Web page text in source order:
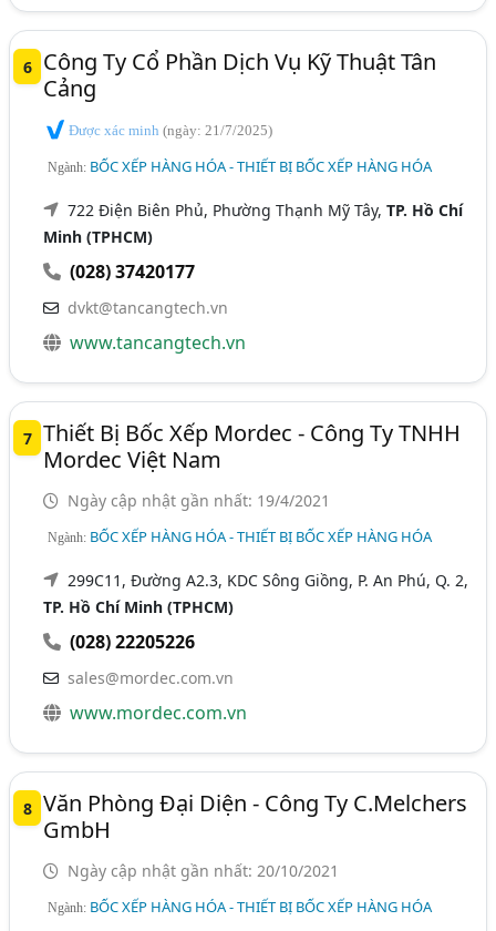
6
Công Ty Cổ Phần Dịch Vụ Kỹ Thuật Tân
Cảng
Được xác minh(ngày: 21/7/2025)
Ngành: BỐC XẾP HÀNG HÓA - THIẾT BỊ BỐC XẾP HÀNG HÓA
722 Điện Biên Phủ, Phường Thạnh Mỹ Tây,TP. Hồ Chí
Minh (TPHCM)
(028) 37420177
dvkt@tancangtech.vn
www.tancangtech.vn
7 Thiết Bị Bốc Xếp Mordec - Công Ty TNHH
Mordec Việt Nam
Ngày cập nhật gần nhất: 19/4/2021
Ngành: BỐC XẾP HÀNG HÓA - THIẾT BỊ BỐC XẾP HÀNG HÓA
299C11, Đường A2.3, KDC Sông Giồng, P. An Phú, Q. 2,
TP. Hồ Chí Minh (TPHCM)
(028) 22205226
sales@mordec.com.vn
www.mordec.com.vn
8 Văn Phòng Đại Diện - Công Ty C.Melchers
GmbH
Ngày cập nhật gần nhất: 20/10/2021
Ngành: BỐC XẾP HÀNG HÓA - THIẾT BỊ BỐC XẾP HÀNG HÓA